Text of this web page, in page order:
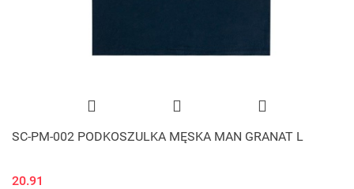
SC-PM-002 PODKOSZULKA MĘSKA MAN GRANAT L
20.91